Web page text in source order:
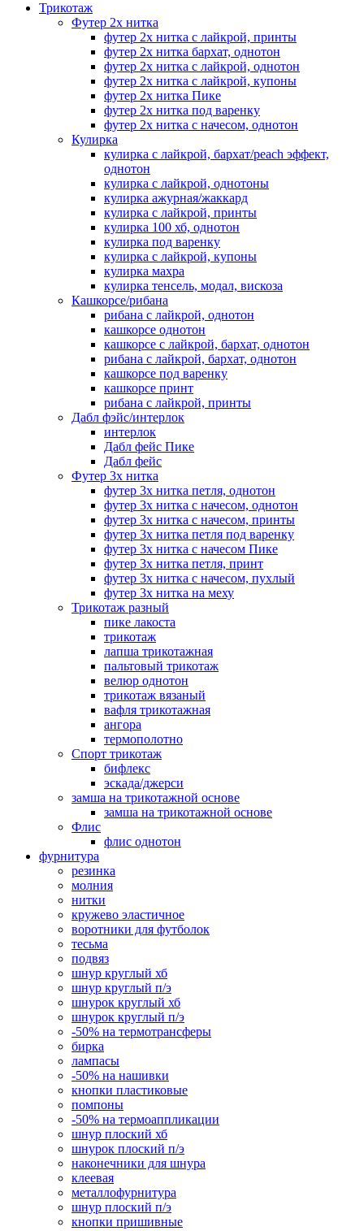
Трикотаж
Футер 2х нитка
футер 2х нитка с лайкрой, принты
футер 2х нитка бархат, однотон
футер 2х нитка с лайкрой, однотон
футер 2х нитка с лайкрой, купоны
футер 2х нитка Пике
футер 2х нитка под варенку
футер 2х нитка с начесом, однотон
Кулирка
кулирка с лайкрой, бархат/peach эффект,
однотон
кулирка с лайкрой, однотоны
кулирка ажурная/жаккард
кулирка с лайкрой, принты
кулирка 100 хб, однотон
кулирка под варенку
кулирка с лайкрой, купоны
кулирка махра
кулирка тенсель, модал, вискоза
Кашкорсе/рибана
рибана с лайкрой, однотон
кашкорсе однотон
кашкорсе с лайкрой, бархат, однотон
рибана с лайкрой, бархат, однотон
кашкорсе под варенку
кашкорсе принт
рибана с лайкрой, принты
Дабл фэйс/интерлок
интерлок
Дабл фейс Пике
Дабл фейс
Футер 3х нитка
футер 3х нитка петля, однотон
футер 3х нитка с начесом, однотон
футер 3х нитка с начесом, принты
футер 3х нитка петля под варенку
футер 3х нитка с начесом Пике
футер 3х нитка петля, принт
футер 3х нитка с начесом, пухлый
футер 3х нитка на меху
Трикотаж разный
пике лакоста
трикотаж
лапша трикотажная
пальтовый трикотаж
велюр однотон
трикотаж вязаный
вафля трикотажная
ангора
термополотно
Спорт трикотаж
бифлекс
эскада/джерси
замша на трикотажной основе
замша на трикотажной основе
Флис
флис однотон
фурнитура
резинка
молния
нитки
кружево эластичное
воротники для футболок
тесьма
подвяз
шнур круглый хб
шнур круглый п/э
шнурок круглый хб
шнурок круглый п/э
-50% на термотрансферы
бирка
лампасы
-50% на нашивки
кнопки пластиковые
помпоны
-50% на термоаппликации
шнур плоский хб
шнурок плоский п/э
наконечники для шнура
клеевая
металлофурнитура
шнур плоский п/э
кнопки пришивные